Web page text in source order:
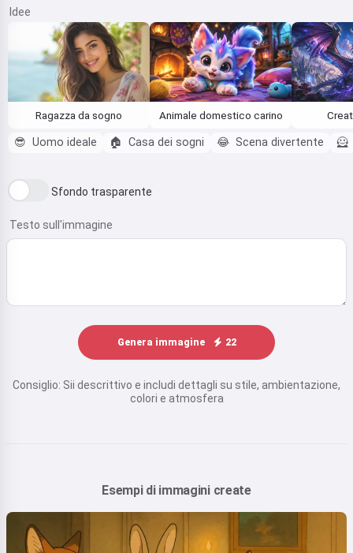
Idee
Ragazza da sogno Animale domestico carino
😎 Uomo ideale 🏠 Casa dei sogni 😂 Scena divertente 🦸
Sfondo trasparente
Testo sull'immagine
Genera immagine 22
Consiglio: Sii descrittivo e includi dettagli su stile, ambientazione,
colori e atmosfera
Esempi di immagini create